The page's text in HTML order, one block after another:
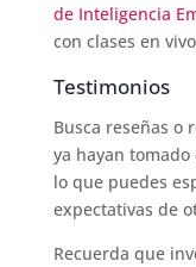
de Inteligencia
con clases en
Testimonios
Busca reseñas o
ya hayan
lo que puedes
expectativas de
Recuerda que